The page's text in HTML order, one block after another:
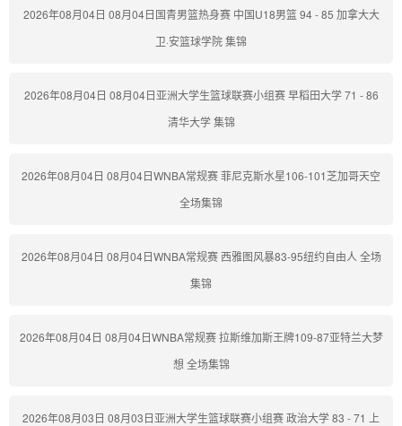
2026年08月04日 08月04日国青男篮热身赛 中国U18男篮 94 - 85 加拿大大
卫·安篮球学院 集锦
2026年08月04日 08月04日亚洲大学生篮球联赛小组赛 早稻田大学 71 - 86
清华大学 集锦
2026年08月04日 08月04日WNBA常规赛 菲尼克斯水星106-101芝加哥天空
全场集锦
2026年08月04日 08月04日WNBA常规赛 西雅图风暴83-95纽约自由人 全场
集锦
2026年08月04日 08月04日WNBA常规赛 拉斯维加斯王牌109-87亚特兰大梦
想 全场集锦
2026年08月03日 08月03日亚洲大学生篮球联赛小组赛 政治大学 83 - 71 上